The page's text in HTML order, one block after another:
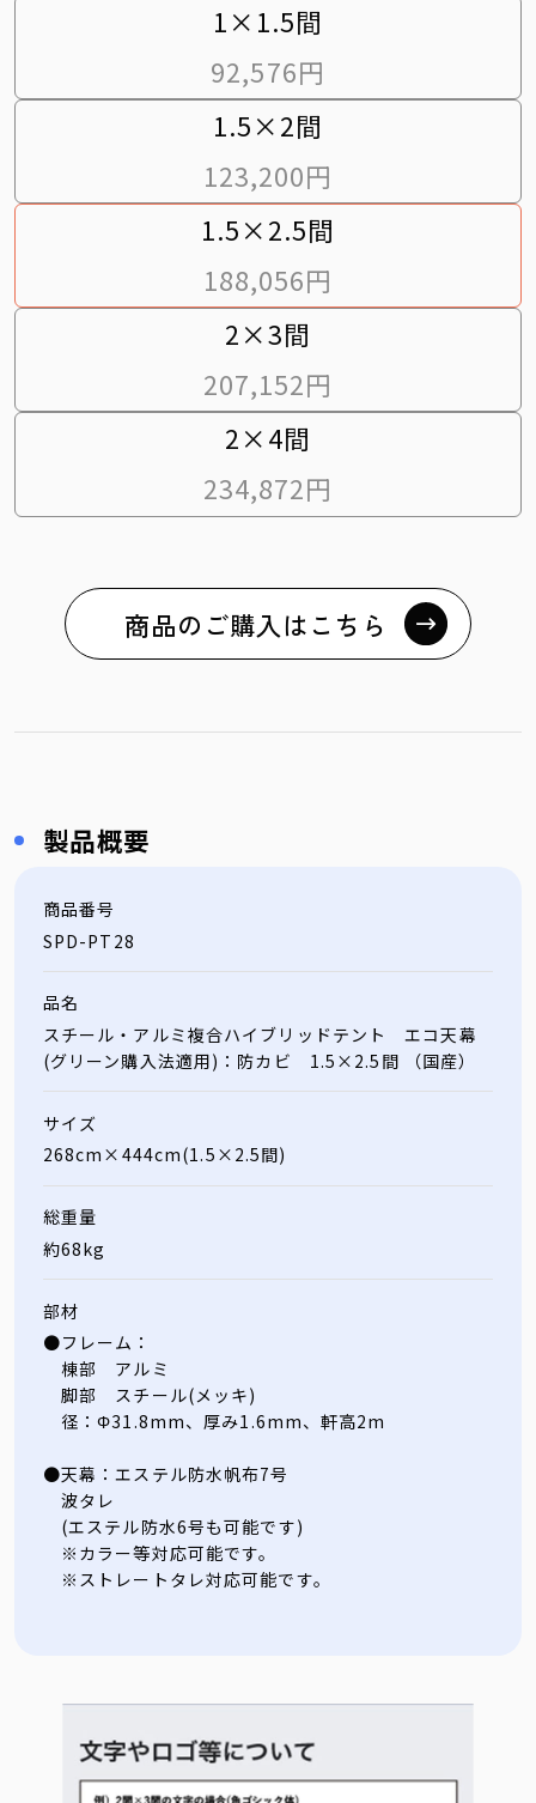
1×1.5間
92,576円
1.5×2間
123,200円
1.5×2.5間
188,056円
2×3間
207,152円
2×4間
234,872円
商品のご購入はこちら
製品概要
商品番号
SPD-PT28
品名
スチール・アルミ複合ハイブリッドテント エコ天幕
(グリーン購入法適用)：防カビ 1.5×2.5間 （国産）
サイズ
268cm×444cm(1.5×2.5間)
総重量
約68kg
部材
●フレーム：
棟部 アルミ
脚部 スチール(メッキ)
径：Φ31.8mm、厚み1.6mm、軒高2m
●天幕：エステル防水帆布7号
波タレ
(エステル防水6号も可能です)
※カラー等対応可能です。
※ストレートタレ対応可能です。